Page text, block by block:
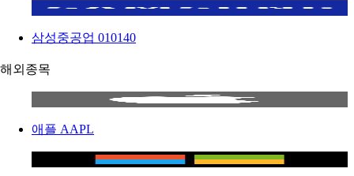
삼성중공업 010140
해외종목
애플 AAPL